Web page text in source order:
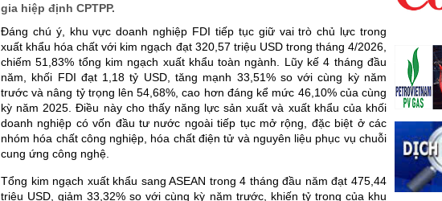
gia hiệp định CPTPP.
Đáng chú ý, khu vực doanh nghiệp FDI tiếp tục giữ vai trò chủ lực trong
xuất khẩu hóa chất với kim ngạch đạt 320,57 triệu USD trong tháng 4/2026,
chiếm 51,83% tổng kim ngạch xuất khẩu toàn ngành. Lũy kế 4 tháng đầu
năm, khối FDI đạt 1,18 tỷ USD, tăng mạnh 33,51% so với cùng kỳ năm
trước và nâng tỷ trọng lên 54,68%, cao hơn đáng kể mức 46,10% của cùng
kỳ năm 2025. Điều này cho thấy năng lực sản xuất và xuất khẩu của khối
doanh nghiệp có vốn đầu tư nước ngoài tiếp tục mở rộng, đặc biệt ở các
nhóm hóa chất công nghiệp, hóa chất điện tử và nguyên liệu phục vụ chuỗi
cung ứng công nghệ.
Tổng kim ngạch xuất khẩu sang ASEAN trong 4 tháng đầu năm đạt 475,44
triệu USD, giảm 33,32% so với cùng kỳ năm trước, khiến tỷ trọng của khu